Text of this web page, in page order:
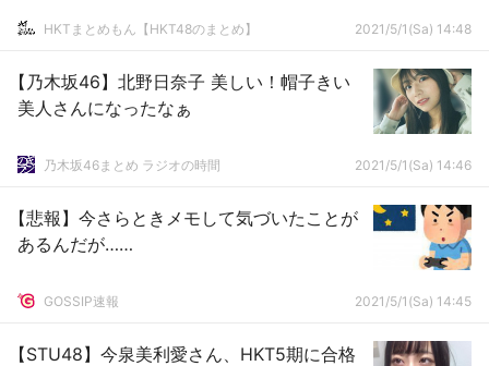
HKTまとめもん【HKT48のまとめ】 2021/5/1(Sa) 14:48
【乃木坂46】北野日奈子 美しい！帽子きい
美人さんになったなぁ
乃木坂46まとめ ラジオの時間 2021/5/1(Sa) 14:46
【悲報】今さらときメモして気づいたことが
あるんだが……
GOSSIP速報 2021/5/1(Sa) 14:45
【STU48】今泉美利愛さん、HKT5期に合格